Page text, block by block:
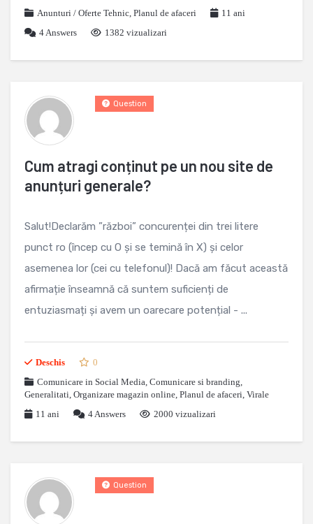
Anunturi / Oferte Tehnic, Planul de afaceri
11 ani
4Answers 1382 vizualizari
Cum atragi conținut pe un nou site de
anunțuri generale?
Question
Salut!Declarăm ”război” concurenței din trei litere
punct ro (încep cu O și se temină în X) și celor
asemenea lor (cei cu telefonul)! Dacă am făcut această
afirmație înseamnă că suntem suficienți de
entuziasmați și avem un oarecare potențial - ...
Deschis
0
Comunicare in Social Media, Comunicare si branding,
Generalitati, Organizare magazin online, Planul de afaceri, Virale
11 ani
4Answers 2000 vizualizari
Question